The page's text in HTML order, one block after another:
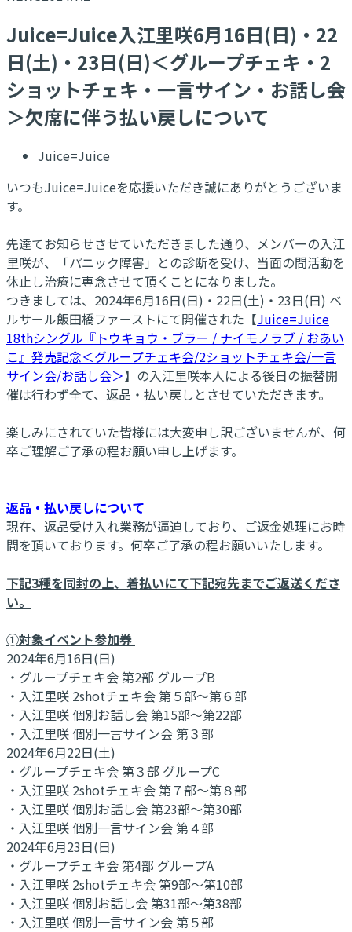
Juice=Juice入江里咲6月16日(日)・22
日(土)・23日(日)＜グループチェキ・2
ショットチェキ・一言サイン・お話し会
＞欠席に伴う払い戻しについて
Juice=Juice
いつもJuice=Juiceを応援いただき誠にありがとうございま
す。
先達てお知らせさせていただきました通り、メンバーの入江
里咲が、「パニック障害」との診断を受け、当面の間活動を
休止し治療に専念させて頂くことになりました。
つきましては、2024年6月16日(日)・22日(土)・23日(日) ベ
ルサール飯田橋ファーストにて開催された【Juice=Juice
18thシングル『トウキョウ・ブラー / ナイモノラブ / おあい
こ』発売記念＜グループチェキ会/2ショットチェキ会/一言
サイン会/お話し会＞】の入江里咲本人による後日の振替開
催は行わず全て、返品・払い戻しとさせていただきます。
楽しみにされていた皆様には大変申し訳ございませんが、何
卒ご理解ご了承の程お願い申し上げます。
返品・払い戻しについて
現在、返品受け入れ業務が逼迫しており、ご返金処理にお時
間を頂いております。何卒ご了承の程お願いいたします。
下記3種を同封の上、着払いにて下記宛先までご返送くださ
い。
➀対象イベント参加券
2024年6月16日(日)
・グループチェキ会 第2部 グループB
・入江里咲 2shotチェキ会 第５部～第６部
・入江里咲 個別お話し会 第15部～第22部
・入江里咲 個別一言サイン会 第３部
2024年6月22日(土)
・グループチェキ会 第３部 グループC
・入江里咲 2shotチェキ会 第７部～第８部
・入江里咲 個別お話し会 第23部～第30部
・入江里咲 個別一言サイン会 第４部
2024年6月23日(日)
・グループチェキ会 第4部 グループA
・入江里咲 2shotチェキ会 第9部～第10部
・入江里咲 個別お話し会 第31部～第38部
・入江里咲 個別一言サイン会 第５部